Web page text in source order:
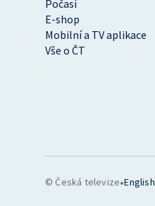
Počasí
E-shop
Mobilní a TV aplikace
Vše o ČT
© Česká televize•English